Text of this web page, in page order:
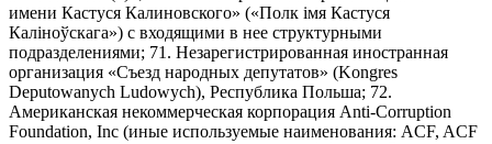
имени Кастуся Калиновского» («Полк iмя Кастуся
Калiноўскага») с входящими в нее структурными
подразделениями; 71. Незарегистрированная иностранная
организация «Съезд народных депутатов» (Kongres
Deputowanych Ludowych), Республика Польша; 72.
Американская некоммерческая корпорация Anti-Corruption
Foundation, Inc (иные используемые наименования: ACF, ACF